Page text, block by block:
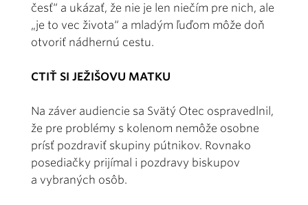
česť“ a ukázať, že nie je len niečím pre nich, ale
„je to vec života“ a mladým ľuďom môže doň
otvoriť nádhernú cestu.
CTIŤ SI JEŽIŠOVU MATKU
Na záver audiencie sa Svätý Otec ospravedlnil,
že pre problémy s kolenom nemôže osobne
prísť pozdraviť skupiny pútnikov. Rovnako
posediačky prijímal i pozdravy biskupov
a vybraných osôb.